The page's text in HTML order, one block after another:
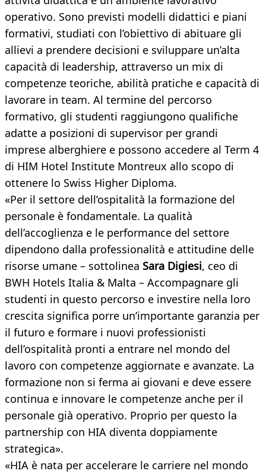
operativo. Sono previsti modelli didattici e piani
formativi, studiati con l’obiettivo di abituare gli
allievi a prendere decisioni e sviluppare un’alta
capacità di leadership, attraverso un mix di
competenze teoriche, abilità pratiche e capacità di
lavorare in team. Al termine del percorso
formativo, gli studenti raggiungono qualifiche
adatte a posizioni di supervisor per grandi
imprese alberghiere e possono accedere al Term 4
di HIM Hotel Institute Montreux allo scopo di
ottenere lo Swiss Higher Diploma.
«Per il settore dell’ospitalità la formazione del
personale è fondamentale. La qualità
dell’accoglienza e le performance del settore
dipendono dalla professionalità e attitudine delle
risorse umane – sottolinea Sara Digiesi, ceo di
BWH Hotels Italia & Malta – Accompagnare gli
studenti in questo percorso e investire nella loro
crescita significa porre un’importante garanzia per
il futuro e formare i nuovi professionisti
dell’ospitalità pronti a entrare nel mondo del
lavoro con competenze aggiornate e avanzate. La
formazione non si ferma ai giovani e deve essere
continua e innovare le competenze anche per il
personale già operativo. Proprio per questo la
partnership con HIA diventa doppiamente
strategica».
«HIA è nata per accelerare le carriere nel mondo